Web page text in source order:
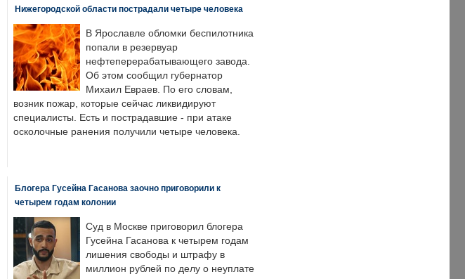
Нижегородской области пострадали четыре человека
В Ярославле обломки беспилотника
попали в резервуар
нефтеперерабатывающего завода.
Об этом сообщил губернатор
Михаил Евраев. По его словам,
возник пожар, которые сейчас ликвидируют
специалисты. Есть и пострадавшие - при атаке
осколочные ранения получили четыре человека.
Блогера Гусейна Гасанова заочно приговорили к
четырем годам колонии
Суд в Москве приговорил блогера
Гусейна Гасанова к четырем годам
лишения свободы и штрафу в
миллион рублей по делу о неуплате